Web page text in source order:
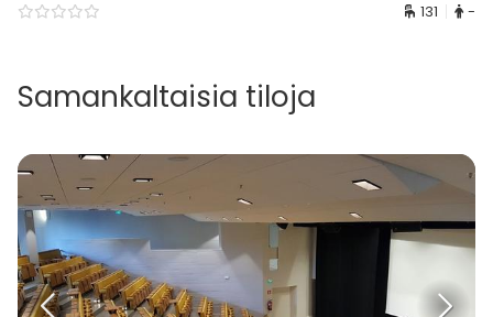
131 -
Samankaltaisia tiloja